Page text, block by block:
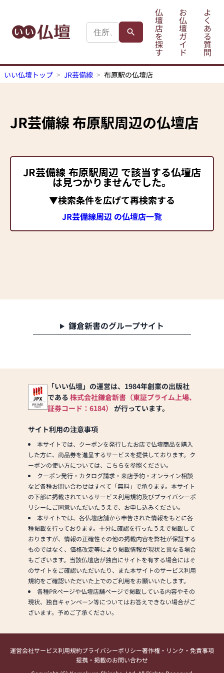
仏
壇
店
を
探
す
お
仏
壇
ガ
イ
ド
よ
く
あ
る
質
問
いい仏壇トップ JR芸備線 布原駅の仏壇店
JR芸備線布原駅周辺の仏壇店
JR芸備線 布原駅周辺 で該当する仏壇店
は見つかりませんでした。
▼検索条件を広げて再検索する
JR芸備線周辺 の仏壇店一覧
鎌倉新書のグループサイト
「いい仏壇」の運営は、1984年創業の出版社
である 株式会社鎌倉新書（東証プライム上場、
証券コード：6184） が行っています。
サイト利用の注意事項
本サイトでは、クーポンを発行したお店で仏壇商品を購入
した方に、商品券を進呈するサービスを提供しております。ク
ーポンの使い方については、こちらを参照ください。
クーポン発行・カタログ請求・来店予約・オンライン相談
など各種お問い合わせはすべて「無料」で承ります。本サイト
の下部に掲載されているサービス利用規約及びプライバシーポ
リシーにご同意いただいたうえで、お申し込みください。
本サイトでは、各仏壇店舗から申告された情報をもとに各
種掲載を行っております。十分に確認を行ったうえで掲載して
おりますが、情報の正確性その他の掲載内容を弊社が保証する
ものではなく、価格改定等により掲載情報が現状と異なる場合
もございます。当該仏壇店が独自にサイトを有する場合にはそ
のサイトをご確認いただいたり、また本サイトのサービス利用
規約をご確認いただいた上でのご利用をお願いいたします。
各種PRページや仏壇店舗ページで掲載している内容やその
現状、独自キャンペーン等についてはお答えできない場合がご
ざいます。予めご了承ください。
運営会社サービス利用規約プライバシーポリシー著作権・リンク・免責事項
提携・掲載のお問い合わせ